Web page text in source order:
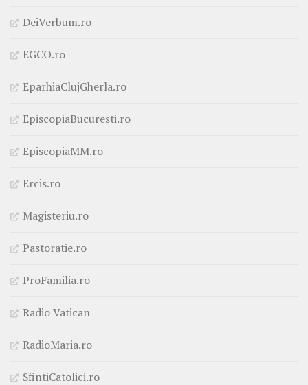
DeiVerbum.ro
EGCO.ro
EparhiaClujGherla.ro
EpiscopiaBucuresti.ro
EpiscopiaMM.ro
Ercis.ro
Magisteriu.ro
Pastoratie.ro
ProFamilia.ro
Radio Vatican
RadioMaria.ro
SfintiCatolici.ro